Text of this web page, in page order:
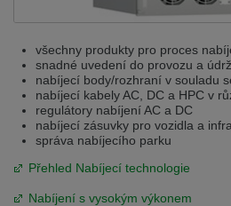
všechny produkty pro proces
snadné uvedení do provozu a
nabíjecí body/rozhraní v souladu
nabíjecí kabely AC, DC a HPC v
regulátory nabíjení AC a DC
nabíjecí zásuvky pro vozidla a
správa nabíjecího parku
Přehled Nabíjecí technologie
Nabíjení s vysokým výkonem